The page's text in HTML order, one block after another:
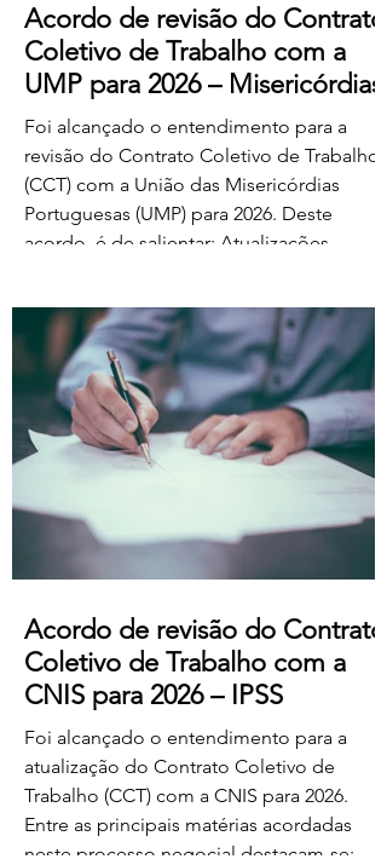
Acordo de revisão do Contrato
Coletivo de Trabalho com a
UMP para 2026 – Misericórdias
Foi alcançado o entendimento para a
revisão do Contrato Coletivo de Trabalho
(CCT) com a União das Misericórdias
Portuguesas (UMP) para 2026. Deste
acordo, é de salientar: Atualizações
professores dos ensinos básico e
secundário profissionalizados; Aumento
do subsídio de refeição para os 5,50€.
Estas alterações produzem efeitos
retroativos a janeiro de 2026, aguardando-
se a sua publicação no Boletim
Acordo de revisão do Contrato
Coletivo de Trabalho com a
CNIS para 2026 – IPSS
Foi alcançado o entendimento para a
atualização do Contrato Coletivo de
Trabalho (CCT) com a CNIS para 2026.
Entre as principais matérias acordadas
neste processo negocial destacam-se: